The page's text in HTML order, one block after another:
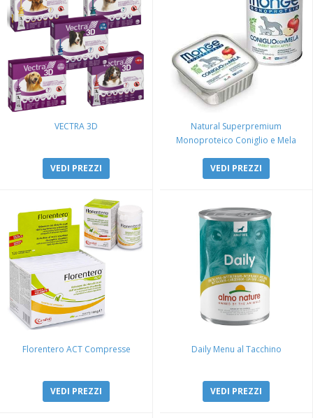
VECTRA 3D
VEDI PREZZI
Natural Superpremium
Monoproteico Coniglio e Mela
VEDI PREZZI
Florentero ACT Compresse
VEDI PREZZI
Daily Menu al Tacchino
VEDI PREZZI